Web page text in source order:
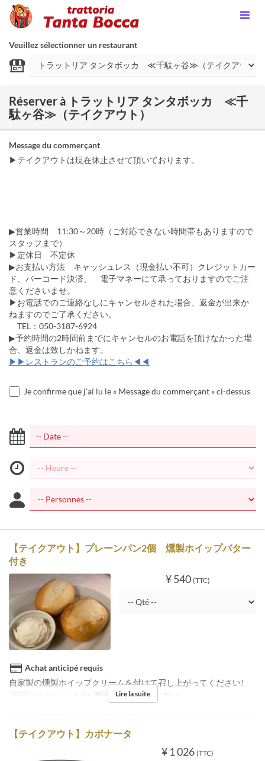
Veuillez sélectionner un restaurant
Réserver à トラットリア タンタボッカ ≪千
駄ヶ谷≫（テイクアウト）
Message du commerçant
▶テイクアウトは現在休止させて頂いております。
▶営業時間 11:30～20時（ご対応できない時間帯もありますので
スタッフまで）
▶定休日 不定休
▶お支払い方法 キャッシュレス（現金払い不可）クレジットカー
ド、バーコード決済、 電子マネーにて承っておりますのでご注
意くださいませ。
▶お電話でのご連絡なしにキャンセルされた場合、返金が出来か
ねますのでご了承ください。
TEL：050-3187-6924
▶予約時間の2時間前までにキャンセルのお電話を頂けなかった場
合、返金は致しかねます。
▶▶レストランのご予約はこちら◀◀
Je confirme que j'ai lu le « Message du commerçant » ci-dessus
【テイクアウト】プレーンパン2個 燻製ホイップバター
付き
¥ 540 (TTC)
Achat anticipé requis
自家製の燻製ホイップクリームを付けて召し上がってください!
Jours ma, me, j, v, s, d, fêt Repas Déjeuner, Thé, Dîner
Lire la suite
【テイクアウト】カポナータ
¥ 1 026 (TTC)